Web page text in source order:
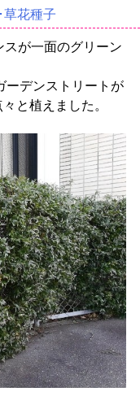
花種子
が一面のグリーン
ーデンストリートが
と植えました。